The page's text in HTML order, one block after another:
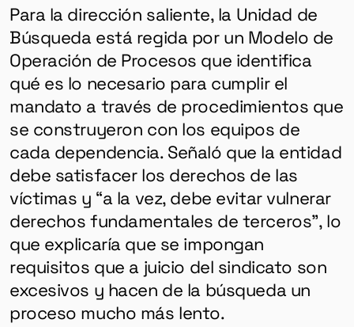
Para la dirección saliente, la Unidad de
Búsqueda está regida por un Modelo de
Operación de Procesos que identifica
qué es lo necesario para cumplir el
mandato a través de procedimientos que
se construyeron con los equipos de
cada dependencia. Señaló que la entidad
debe satisfacer los derechos de las
víctimas y “a la vez, debe evitar vulnerar
derechos fundamentales de terceros”, lo
que explicaría que se impongan
requisitos que a juicio del sindicato son
excesivos y hacen de la búsqueda un
proceso mucho más lento.